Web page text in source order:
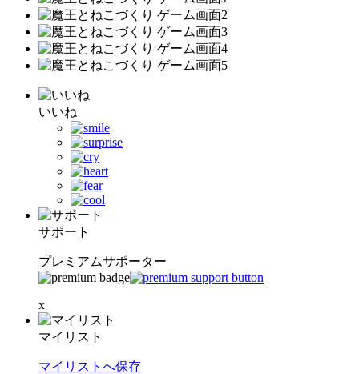
いいね
サポート
プレミアムサポーター
x
マイリスト
マイリストへ保存